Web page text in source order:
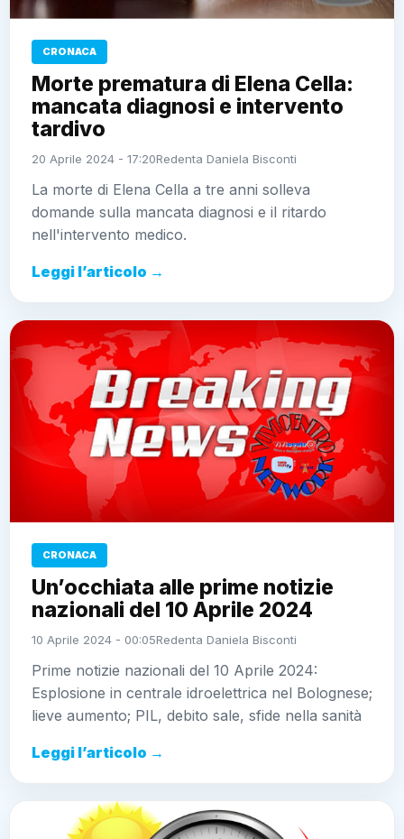
CRONACA
Morte prematura di Elena Cella:
mancata diagnosi e intervento
tardivo
20 Aprile 2024 - 17:20Redenta Daniela Bisconti
La morte di Elena Cella a tre anni solleva
domande sulla mancata diagnosi e il ritardo
nell'intervento medico.
Leggi l’articolo →
CRONACA
Un’occhiata alle prime notizie
nazionali del 10 Aprile 2024
10 Aprile 2024 - 00:05Redenta Daniela Bisconti
Prime notizie nazionali del 10 Aprile 2024:
Esplosione in centrale idroelettrica nel Bolognese;
lieve aumento; PIL, debito sale, sfide nella sanità
Leggi l’articolo →